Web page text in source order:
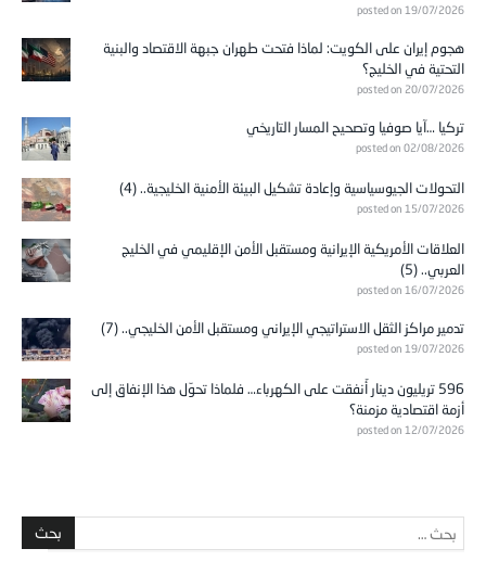
posted on 19/07/2026
هجوم إيران على الكويت: لماذا فتحت طهران جبهة الاقتصاد والبنية
التحتية في الخليج؟
posted on 20/07/2026
تركيا …آيا صوفيا وتصحيح المسار التاريخي
posted on 02/08/2026
التحولات الجيوسياسية وإعادة تشكيل البيئة الأمنية الخليجية.. (4)
posted on 15/07/2026
العلاقات الأمريكية الإيرانية ومستقبل الأمن الإقليمي في الخليج
العربي.. (5)
posted on 16/07/2026
تدمير مراكز الثقل الاستراتيجي الإيراني ومستقبل الأمن الخليجي.. (7)
posted on 19/07/2026
596 تريليون دينار أُنفقت على الكهرباء… فلماذا تحوّل هذا الإنفاق إلى
أزمة اقتصادية مزمنة؟
posted on 12/07/2026